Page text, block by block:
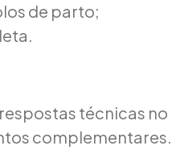
de parto;
técnicas